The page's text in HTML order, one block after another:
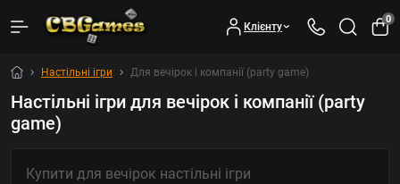
Клієнту
0
Настільні ігри Для вечірок і компанії (party game)
Настільні ігри для вечірок і компанії (party
game)
Купити для вечірок настільні ігри